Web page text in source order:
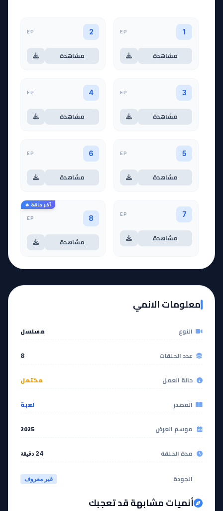
1
EP
مشاهدة
2
EP
مشاهدة
3
EP
مشاهدة
4
EP
مشاهدة
5
EP
مشاهدة
6
EP
مشاهدة
7
EP
مشاهدة
آخر حلقة 🔥
8
EP
مشاهدة
معلومات الانمي
النوع مسلسل
عدد الحلقات 8
حالة العمل مكتمل
المصدر لعبة
موسم العرض 2025
مدة الحلقة 24 دقيقة
الجودة غير معروف
أنميات مشابهة قد تعجبك